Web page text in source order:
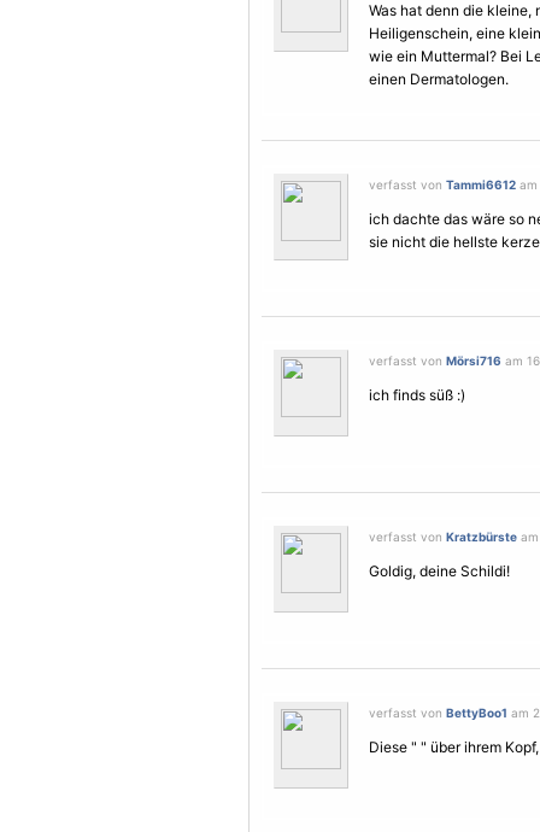
Was hat denn die
Heiligenschein, eine
wie ein Muttermal? Bei
einen Dermatologen.
verfasst von Tammi6612 am
ich dachte das wäre so
sie nicht die hellste
verfasst von Mörsi716 am
ich finds süß :)
verfasst von Kratzbürste
Goldig, deine Schildi!
verfasst von BettyBoo1 am
Diese " " über ihrem